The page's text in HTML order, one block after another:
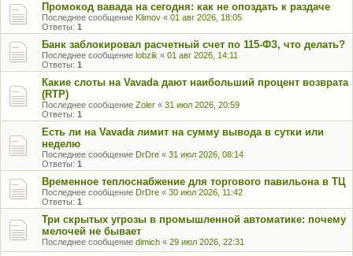
Промокод вавада на сегодня: как не опоздать к раздаче
Последнее сообщение Klimov « 01 авг 2026, 18:05
Ответы: 1
Банк заблокировал расчетный счет по 115-ФЗ, что делать?
Последнее сообщение lobzik « 01 авг 2026, 14:11
Ответы: 1
Какие слоты на Vavada дают наибольший процент возврата
(RTP)
Последнее сообщение Zoler « 31 июл 2026, 20:59
Ответы: 1
Есть ли на Vavada лимит на сумму вывода в сутки или
неделю
Последнее сообщение DrDre « 31 июл 2026, 08:14
Ответы: 1
Временное теплоснабжение для торгового павильона в ТЦ
Последнее сообщение DrDre « 30 июл 2026, 11:42
Ответы: 1
Три скрытых угрозы в промышленной автоматике: почему
мелочей не бывает
Последнее сообщение dimich « 29 июл 2026, 22:31